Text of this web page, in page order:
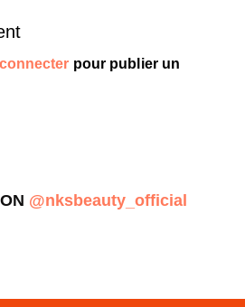
pour publier un
@nksbeauty_official